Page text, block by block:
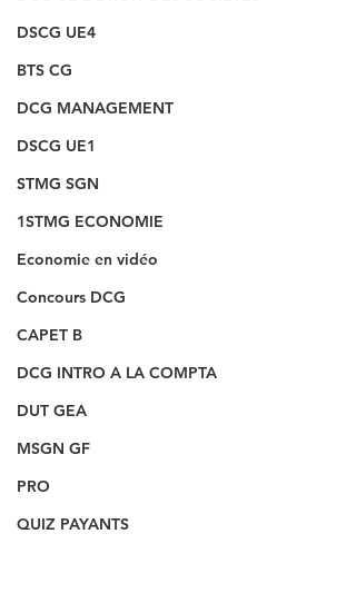
DSCG UE4
BTS CG
DCG MANAGEMENT
DSCG UE1
STMG SGN
1STMG ECONOMIE
Economie en vidéo
Concours DCG
CAPET B
DCG INTRO A LA COMPTA
DUT GEA
MSGN GF
PRO
QUIZ PAYANTS